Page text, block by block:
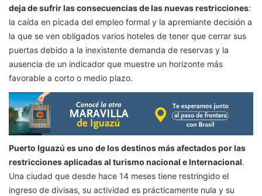
deja de sufrir las consecuencias de las nuevas restricciones:
la caída en picada del empleo formal y la apremiante decisión a
la que se ven obligados varios hoteles de tener que cerrar sus
puertas debido a la inexistente demanda de reservas y la
ausencia de un indicador que muestre un horizonte más
favorable a corto o medio plazo.
Puerto Iguazú es uno de los destinos más afectados por las
restricciones aplicadas al turismo nacional e Internacional.
Una ciudad que desde hace 14 meses tiene restringido el
ingreso de divisas, su actividad es prácticamente nula y su